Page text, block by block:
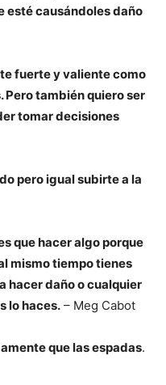
esté causándoles daño
fuerte y valiente como
también quiero ser
tomar decisiones
pero igual subirte a la
que hacer algo porque
mismo tiempo tienes
hacer daño o cualquier
lo haces. – Meg Cabot
que las espadas.